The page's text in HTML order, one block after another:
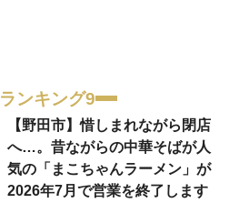
ランキング9
【野田市】惜しまれながら閉店
へ…。昔ながらの中華そばが人
気の「まこちゃんラーメン」が
2026年7月で営業を終了します